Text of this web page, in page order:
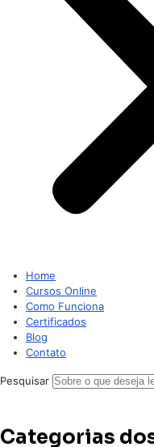
Home
Cursos Online
Como Funciona
Certificados
Blog
Contato
Pesquisar
Categorias